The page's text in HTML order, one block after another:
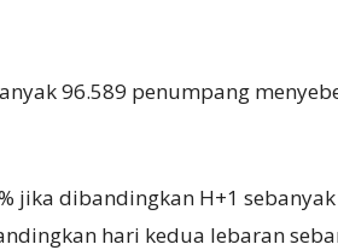
96.589 penumpang
jika dibandingkan H+1
hari kedua lebaran